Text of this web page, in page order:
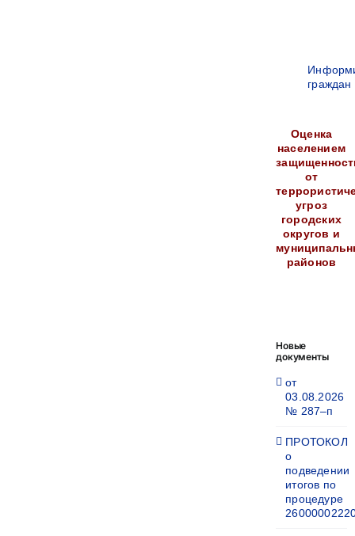
граждан
Оценка
населением
от
угроз
городских
округов и
районов
Новые
документы
от
03.08.2026
№ 287–п
ПРОТОКОЛ
о
подведении
итогов по
процедуре